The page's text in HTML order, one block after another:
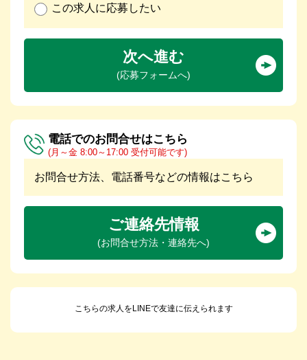
この求人に応募したい
次へ進む
(応募フォームへ)
電話でのお問合せはこちら
(月～金 8:00～17:00 受付可能です)
お問合せ方法、電話番号などの情報はこちら
ご連絡先情報
(お問合せ方法・連絡先へ)
こちらの求人をLINEで友達に伝えられます